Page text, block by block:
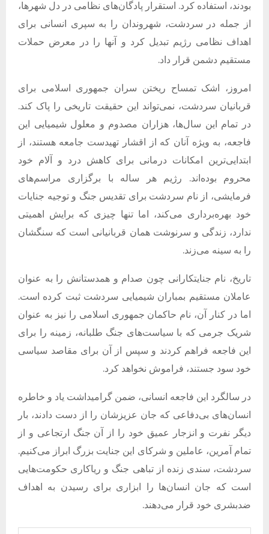
بودند، استفاده کرد. استقرار پادگان‌های نظامی در دل شهرها،
از جمله در سردشت، شهروندان را به سپری انسانی برای
اهداف نظامی رژیم تبدیل کرد و آنها را در معرض حملات
مستقیم دشمن قرار داد.
امروز، اشک تمساح ریختن سران جمهوری اسلامی برای
قربانیان سردشت، نمی‌تواند این حقیقت تاریخی را پاک کند.
در تمام این سال‌ها، هزاران مصدوم و معلول شیمیایی این
فاجعه، به ویژه آنان که از اقشار تهیدست جامعه هستند، از
ابتدایی‌ترین امکانات درمانی برای کاهش درد و آلام خود
محروم بوده‌اند. رژیم هر ساله با برگزاری مراسم‌های
فرمایشی، از نام سردشت برای تقدیس جنگ و توجیه جنایات
خود بهره‌برداری می‌کند، اما تنها چیزی که برایش اهمیتی
ندارد، زندگی و سرنوشت همان قربانیانی است که سنگشان
را به سینه می‌زند.
تاریخ، نام جنایتکارانی چون صدام و همدستانش را به عنوان
عاملان مستقیم بمباران شیمیایی سردشت ثبت کرده است.
اما در کنار آن، نام حاکمان جمهوری اسلامی را نیز به عنوان
شریک جرمی که با سیاست‌های جنگ ‌طلبانه، زمینه را برای
این فاجعه فراهم کردند و سپس از آن برای مقاصد سیاسی
خود سود جستند، فراموش نخواهد کرد.
در سالگرد این فاجعه انسانی، ضمن گرامیداشت یاد و خاطره
انسان‌های بی‌دفاعی که جان عزیزشان را از دست دادند، بار
دیگر نفرت و انزجار عمیق خود را از آن جنگ ارتجاعی و از
تمام آمرین، عاملین و شرکای این جنایت بزرگ ابراز می‌کنیم.
سردشت، سندی زنده از تباهی جنگ و ریاکاری حکومت‌هایی
است که جان انسان‌ها را ابزاری برای رسیدن به اهداف
ضدبشری خود قرار می‌دهند.